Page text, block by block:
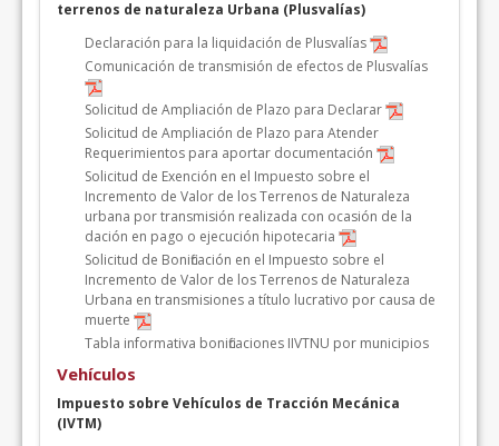
terrenos de naturaleza Urbana (Plusvalías)
Declaración para la liquidación de Plusvalías
Comunicación de transmisión de efectos de Plusvalías
Solicitud de Ampliación de Plazo para Declarar
Solicitud de Ampliación de Plazo para Atender
Requerimientos para aportar documentación
Solicitud de Exención en el Impuesto sobre el
Incremento de Valor de los Terrenos de Naturaleza
urbana por transmisión realizada con ocasión de la
dación en pago o ejecución hipotecaria
Solicitud de Bonificación en el Impuesto sobre el
Incremento de Valor de los Terrenos de Naturaleza
Urbana en transmisiones a título lucrativo por causa de
muerte
Tabla informativa bonificaciones IIVTNU por municipios
Vehículos
Impuesto sobre Vehículos de Tracción Mecánica
(IVTM)